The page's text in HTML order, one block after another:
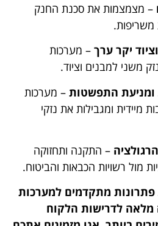
– מצמצמות את סכנת החנק
משריפות.
יקר ערך – מערכות
משני למבנים וציוד.
התפשטות – מערכות
מיידית ומגבילות את נזקי
– התקנה ותחזוקה
מול רשויות הכבאות והביטוח.
מתקדמים למערכות
מלאה לדרישות הלקוח